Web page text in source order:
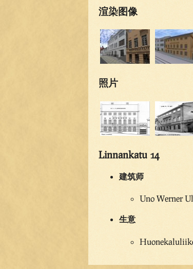
渲染图像
照片
Linnankatu 14
建筑师
Uno Werner
生意